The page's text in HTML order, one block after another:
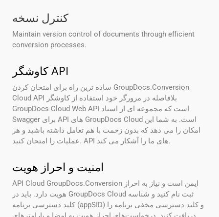
کنترل نسخه
Maintain version control of documents through efficient
conversion processes.
کاوشگر API
ساده ترین راه برای امتحان کردن GroupDocs.Conversion
Cloud API بلافاصله در مرورگر خود استفاده از کاوشگر
GroupDocs Cloud Web API است که مجموعه ای از اسناد
Swagger برای API های GroupDocs Cloud است. به شما این
امکان را می دهد که بدون زحمت با هم تعامل داشته باشید و هر
عملیات را امتحان کنید. API های ما را آشکار می کند.
امنیت و احراز هویت
API Cloud GroupDocs.Conversion ایمن است و نیاز به احراز
هویت دارد. باید در GroupDocs Cloud ثبت نام کنید و شناسه
کلید دسترسی برنامه (appSID) و کلید دسترسی مخفی برنامه را